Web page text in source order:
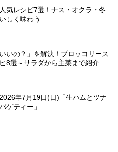
気レシピ7選！ナス・オクラ・冬
しく味わう
いの？」を解決！ブロッコリース
8選～サラダから主菜まで紹介
2026年7月19日(日)「生ハムとツナ
ゲティー」